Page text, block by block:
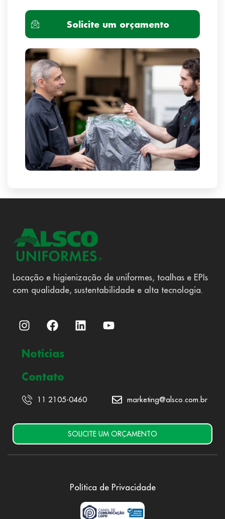
Solicite um orçamento
Locação e higienização de uniformes, toalhas e EPIs
com qualidade, sustentabilidade e alta tecnologia.
Notícias
Contato
11 2105-0460 marketing@alsco.com.br
SOLICITE UM ORÇAMENTO
Política de Privacidade